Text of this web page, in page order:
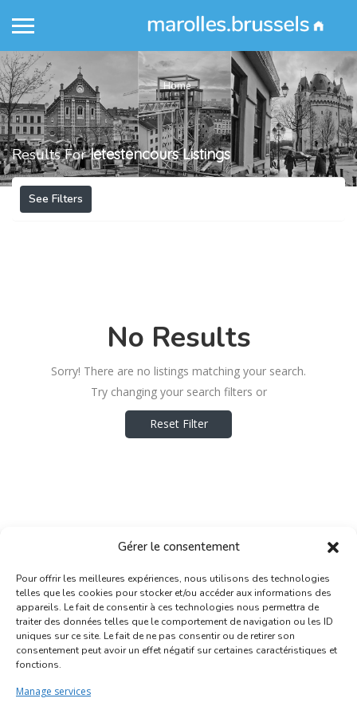
Gérer le consentement
Pour offrir les meilleures expériences, nous utilisons des technologies
telles que les cookies pour stocker et/ou accéder aux informations des
appareils. Le fait de consentir à ces technologies nous permettra de
traiter des données telles que le comportement de navigation ou les ID
uniques sur ce site. Le fait de ne pas consentir ou de retirer son
consentement peut avoir un effet négatif sur certaines caractéristiques et
fonctions.
Manage services
Home
Results Forletestencours Listings
See Filters
No Results
Sorry! There are no listings matching your search.
Try changing your search filters or
Reset Filter
Inscription Commerce